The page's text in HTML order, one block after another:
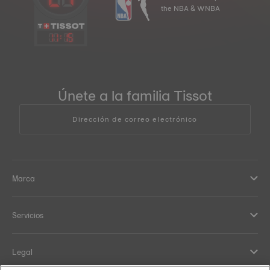
11: 15
the NBA & WNBA
Únete a la familia Tissot
Dirección de correo electrónico
Marca
Servicios
Legal